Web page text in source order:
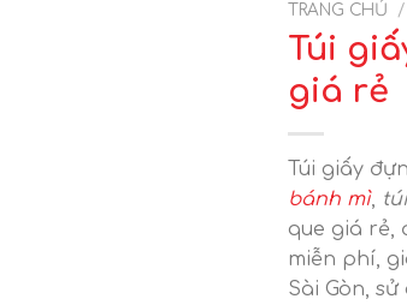
TRANG CHỦ /
Túi
giá rẻ
Túi giấy
bánh mì, túi
que giá rẻ,
miễn phí,
Sài Gòn, sử